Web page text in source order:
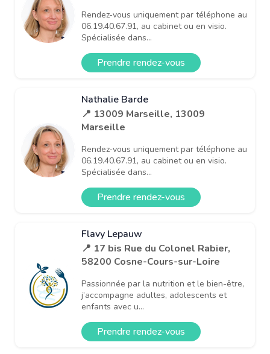
Rendez-vous uniquement par téléphone au
06.19.40.67.91, au cabinet ou en visio.
Spécialisée dans...
Prendre rendez-vous
Nathalie Barde
📍 13009 Marseille, 13009
Marseille
Rendez-vous uniquement par téléphone au
06.19.40.67.91, au cabinet ou en visio.
Spécialisée dans...
Prendre rendez-vous
Flavy Lepauw
📍 17 bis Rue du Colonel Rabier,
58200 Cosne-Cours-sur-Loire
Passionnée par la nutrition et le bien-être,
j’accompagne adultes, adolescents et
enfants avec u...
Prendre rendez-vous